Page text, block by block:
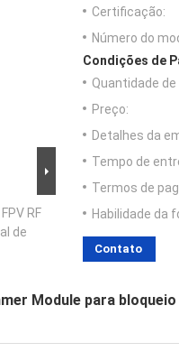
RF
de
Certificação:
Número do
Condições de
Quantidade
Preço:
Detalhes da
Tempo de
Termos de
Habilidade da
Contato
Module para